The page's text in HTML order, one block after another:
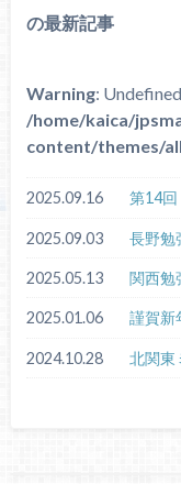
の最新記事
Warning:
/home/kaica/
content/themes/
2025.09.16 第14
2025.09.03 長野勉
2025.05.13 関西勉
2025.01.06 謹賀新
2024.10.28 北関東